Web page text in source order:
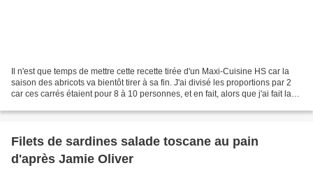
Il n'est que temps de mettre cette recette tirée d'un Maxi-Cuisine HS car la
saison des abricots va bientôt tirer à sa fin. J'ai divisé les proportions par 2
car ces carrés étaient pour 8 à 10 personnes, et en fait, alors que j'ai fait la
Filets de sardines salade toscane au pain
d'après Jamie Oliver